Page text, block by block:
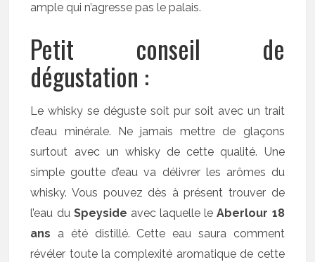
ample qui n’agresse pas le palais.
Petit conseil de
dégustation :
Le whisky se déguste soit pur soit avec un trait
d’eau minérale. Ne jamais mettre de glaçons
surtout avec un whisky de cette qualité. Une
simple goutte d’eau va délivrer les arômes du
whisky. Vous pouvez dès à présent trouver de
l’eau duSpeyside avec laquelle leAberlour 18
ans a été distillé. Cette eau saura comment
révéler toute la complexité aromatique de cette